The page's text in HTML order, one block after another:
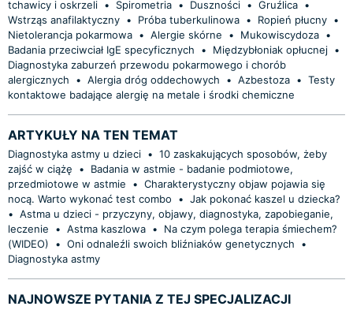
tchawicy i oskrzeli • Spirometria • Duszności • Gruźlica •
Wstrząs anafilaktyczny • Próba tuberkulinowa • Ropień płucny •
Nietolerancja pokarmowa • Alergie skórne • Mukowiscydoza •
Badania przeciwciał IgE specyficznych
• Międzybłoniak opłucnej •
Diagnostyka zaburzeń przewodu pokarmowego i chorób
alergicznych
• Alergia dróg oddechowych • Azbestoza • Testy
kontaktowe badające alergię na metale i środki chemiczne
ARTYKUŁY NA TEN TEMAT
Diagnostyka astmy u dzieci • 10 zaskakujących sposobów, żeby
zajść w ciążę
•
Badania w astmie - badanie podmiotowe,
przedmiotowe w astmie
• Charakterystyczny objaw pojawia się
nocą. Warto wykonać test combo
• Jak pokonać kaszel u dziecka?
• Astma u dzieci - przyczyny, objawy, diagnostyka, zapobieganie,
leczenie
• Astma kaszlowa •
Na czym polega terapia śmiechem?
(WIDEO)
• Oni odnaleźli swoich bliźniaków genetycznych
•
Diagnostyka astmy
NAJNOWSZE PYTANIA Z TEJ SPECJALIZACJI